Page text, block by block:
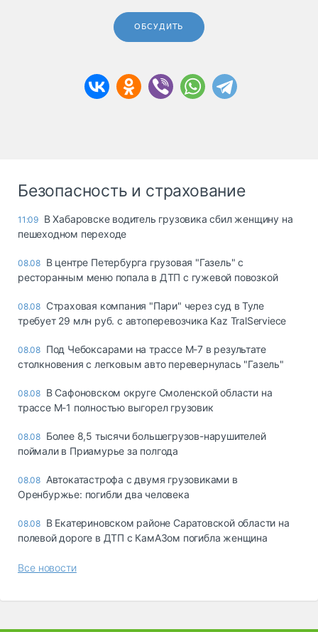
ОБСУДИТЬ
Безопасность и страхование
11:09 В Хабаровске водитель грузовика сбил женщину на
пешеходном переходе
08.08 В центре Петербурга грузовая "Газель" с
ресторанным меню попала в ДТП с гужевой повозкой
08.08 Страховая компания "Пари" через суд в Туле
требует 29 млн руб. с автоперевозчика Kaz TralServiece
08.08 Под Чебоксарами на трассе М-7 в результате
столкновения с легковым авто перевернулась "Газель"
08.08 В Сафоновском округе Смоленской области на
трассе М-1 полностью выгорел грузовик
08.08 Более 8,5 тысячи большегрузов-нарушителей
поймали в Приамурье за полгода
08.08 Автокатастрофа с двумя грузовиками в
Оренбуржье: погибли два человека
08.08 В Екатериновском районе Саратовской области на
полевой дороге в ДТП с КамАЗом погибла женщина
Все новости